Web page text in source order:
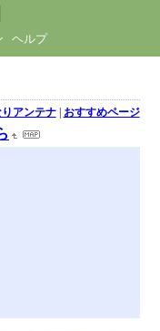
ヘルプ
アンテナ| おすすめページ